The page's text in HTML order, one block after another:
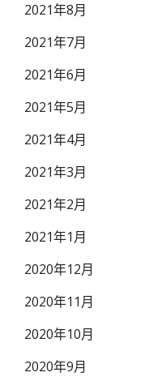
2021年8月
2021年7月
2021年6月
2021年5月
2021年4月
2021年3月
2021年2月
2021年1月
2020年12月
2020年11月
2020年10月
2020年9月